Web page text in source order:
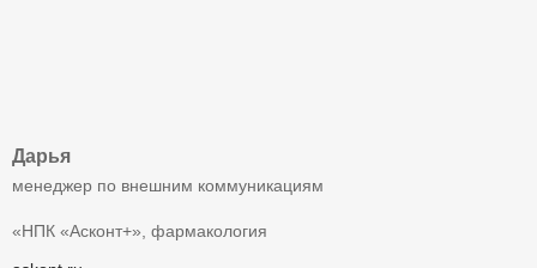
Дарья
менеджер по внешним коммуникациям
«НПК «Асконт+», фармакология